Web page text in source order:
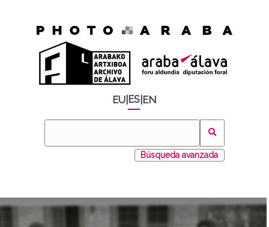
EU ES EN
Búsqueda avanzada